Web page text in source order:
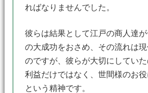
ればなりませんでした。
彼らは結果として江戸の商人達
の大成功をおさめ、その流れは現
のですが、彼らが大切にしてい
利益だけではなく、世間様のお
という精神です。